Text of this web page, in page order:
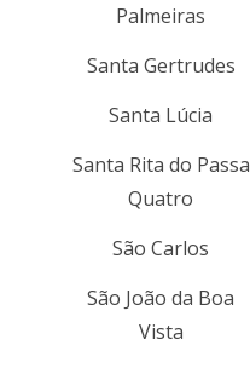
Palmeiras
Santa Gertrudes
Santa Lúcia
Santa Rita do Passa
Quatro
São Carlos
São João da Boa
Vista